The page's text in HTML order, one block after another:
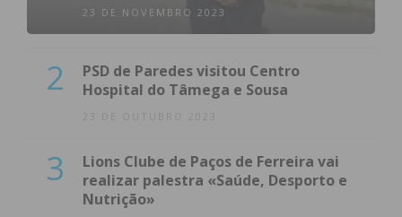
23 DE NOVEMBRO 2023
2
PSD de Paredes visitou Centro
Hospital do Tâmega e Sousa
23 DE OUTUBRO 2023
3
Lions Clube de Paços de Ferreira vai
realizar palestra «Saúde, Desporto e
Nutrição»